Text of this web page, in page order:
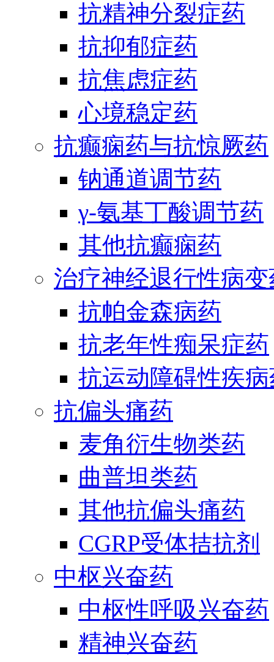
抗精神分裂症药
抗抑郁症药
抗焦虑症药
心境稳定药
抗癫痫药与抗惊厥药
钠通道调节药
γ-氨基丁酸调节药
其他抗癫痫药
治疗神经退行性病
抗帕金森病药
抗老年性痴呆症药
抗运动障碍性疾
抗偏头痛药
麦角衍生物类药
曲普坦类药
其他抗偏头痛药
CGRP受体拮抗剂
中枢兴奋药
中枢性呼吸兴奋药
精神兴奋药